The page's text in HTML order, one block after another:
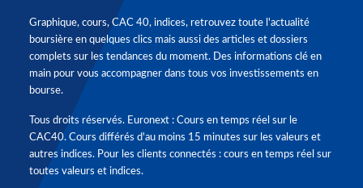
Graphique, cours, CAC 40, indices, retrouvez toute l'actualité
boursière en quelques clics mais aussi des articles et dossiers
complets sur les tendances du moment. Des informations clé en
main pour vous accompagner dans tous vos investissements en
bourse.
Tous droits réservés. Euronext : Cours en temps réel sur le
CAC40. Cours différés d'au moins 15 minutes sur les valeurs et
autres indices. Pour les clients connectés : cours en temps réel sur
toutes valeurs et indices.